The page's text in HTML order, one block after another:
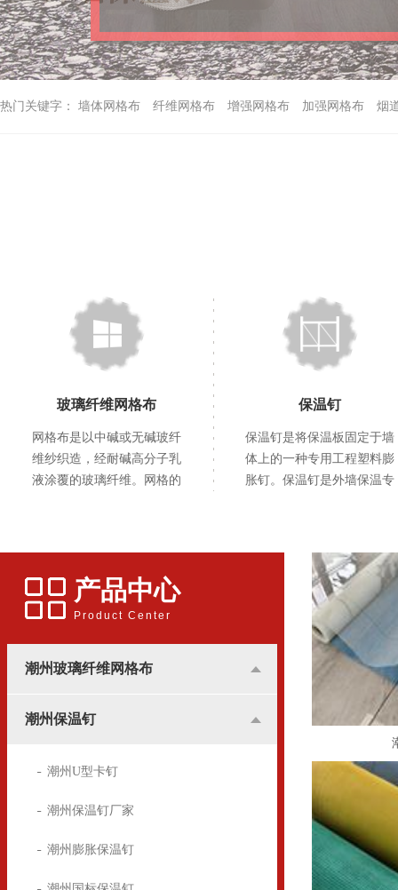
热门关键字： 墙体网格布 纤维网格布 增强网格布 加强网格布 烟
玻璃纤维网格布
网格布是以中碱或无碱玻纤
维纱织造，经耐碱高分子乳
液涂覆的玻璃纤维。网格的
保温钉
保温钉是将保温板固定于墙
体上的一种专用工程塑料膨
胀钉。保温钉是外墙保温专
产品中心
Product Center
潮州玻璃纤维网格布
潮州保温钉
潮州U型卡钉
潮州保温钉厂家
潮州膨胀保温钉